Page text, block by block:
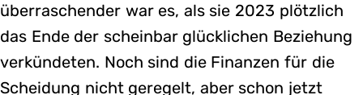
überraschender war es, als sie 2023 plötzlich
das Ende der scheinbar glücklichen Beziehung
verkündeten. Noch sind die Finanzen für die
Scheidung nicht geregelt, aber schon jetzt